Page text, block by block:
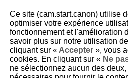
D095-115
Visionnage sur un
Ce site (cam.start.canon) utilise
optimiser votre expérience
fonctionnement et l'amélioration
savoir plus sur notre utilisation
cliquant sur « Accepter », vous
cookies. En cliquant sur « Ne
ne sélectionnez aucun des